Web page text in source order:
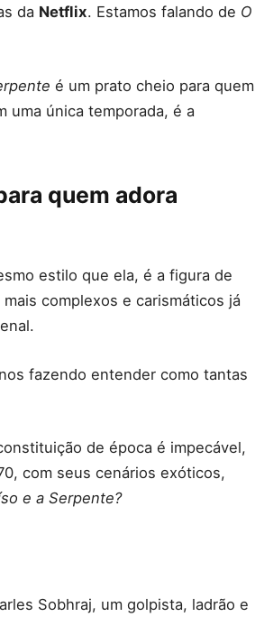
da Netflix. Estamos falando de O
é um prato cheio para quem
uma única temporada, é a
quem adora
estilo que ela, é a figura de
complexos e carismáticos já
fazendo entender como tantas
de época é impecável,
com seus cenários exóticos,
e a Serpente?
Sobhraj, um golpista, ladrão e